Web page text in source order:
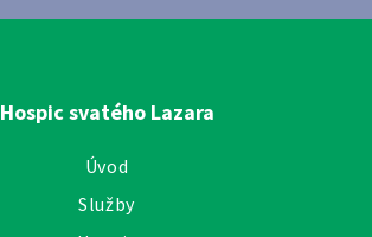
Hospic svatého Lazara
Úvod
Služby